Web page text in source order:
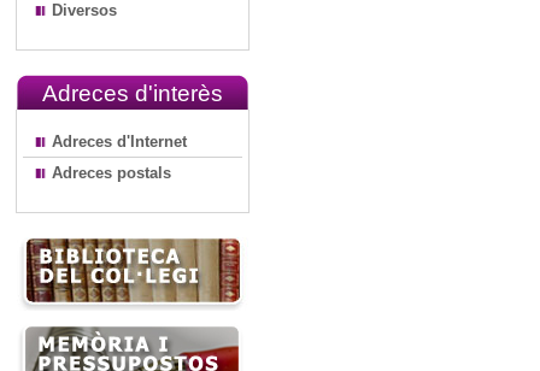
Diversos
Adreces d'interès
Adreces d'Internet
Adreces postals